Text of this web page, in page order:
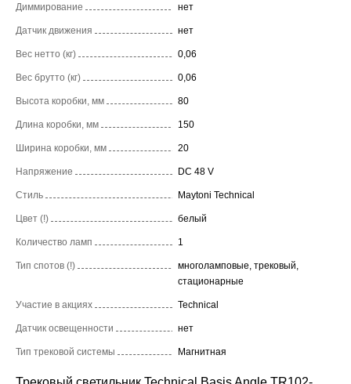
Диммирование нет
Датчик движения нет
Вес нетто (кг) 0,06
Вес брутто (кг) 0,06
Высота коробки, мм 80
Длина коробки, мм 150
Ширина коробки, мм 20
Напряжение DC 48 V
Стиль Maytoni Technical
Цвет (!) белый
Количество ламп 1
Тип спотов (!)
многоламповые, трековый,
стационарные
Участие в акциях Technical
Датчик освещенности нет
Тип трековой системы Магнитная